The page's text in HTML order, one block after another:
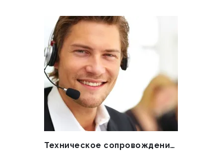
Техническое сопровождение по телефону